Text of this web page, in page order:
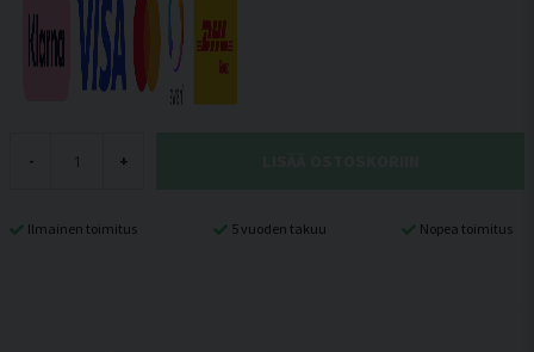
- +
Ilmainen toimitus 5 vuoden takuu Nopea toimitus